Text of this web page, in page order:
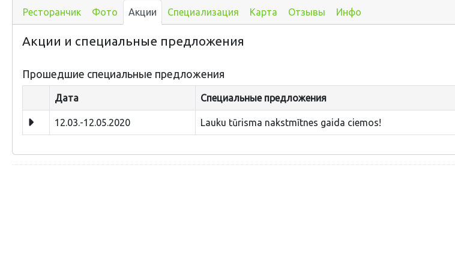
Ресторанчик Фото Акции Специализация Карта Отзывы Инфо
Акции и специальные предложения
Прошедшие специальные предложения
Дата Специальные предложения
12.03.-12.05.2020 Lauku tūrisma nakstmītnes gaida ciemos!